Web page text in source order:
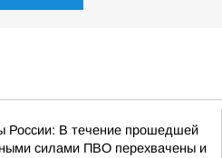
России: В течение прошедшей
силами ПВО перехвачены и